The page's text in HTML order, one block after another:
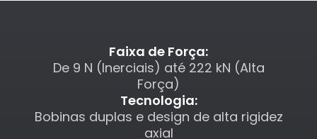
Faixa de Força:
De 9 N (Inerciais) até 222 kN (Alta
Força)
Tecnologia:
Bobinas duplas e design de alta rigidez
axial